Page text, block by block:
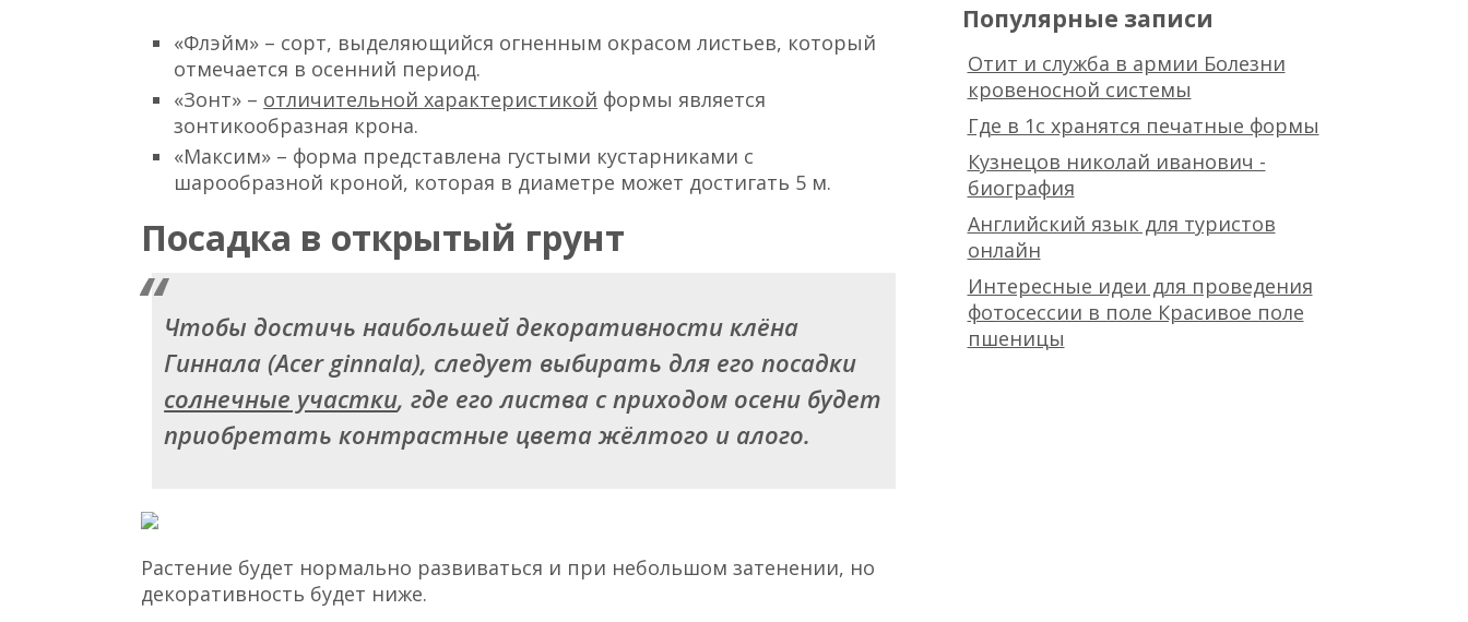
«Флэйм» – сорт, выделяющийся огненным окрасом листьев, который
отмечается в осенний период.
«Зонт» – отличительной характеристикой формы является
зонтикообразная крона.
«Максим» – форма представлена густыми кустарниками с
шарообразной кроной, которая в диаметре может достигать 5 м.
Посадка в открытый грунт
Чтобы достичь наибольшей декоративности клёна
Гиннала (Acer ginnala), следует выбирать для его посадки
солнечные участки, где его листва с приходом осени будет
приобретать контрастные цвета жёлтого и алого.
Растение будет нормально развиваться и при небольшом затенении, но
декоративность будет ниже.
Популярные записи
Отит и служба в армии Болезни
кровеносной системы
Где в 1с хранятся печатные формы
Кузнецов николай иванович -
биография
Английский язык для туристов
онлайн
Интересные идеи для проведения
фотосессии в поле Красивое поле
пшеницы